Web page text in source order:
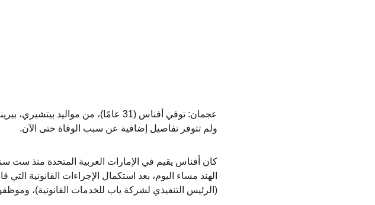
عجمان: توفي أفناس (31 عامًا)، من
ولم تتوفر تفاصيل إضافية عن سبب الوفاة حتى الآن.
كان أفناس يقيم في الإمارات العربية المتحدة منذ ست
الهند مساء اليوم، بعد استكمال الإجراءات القانونية
(الرئيس التنفيذي لشركة ياب للخدمات القانونية)،